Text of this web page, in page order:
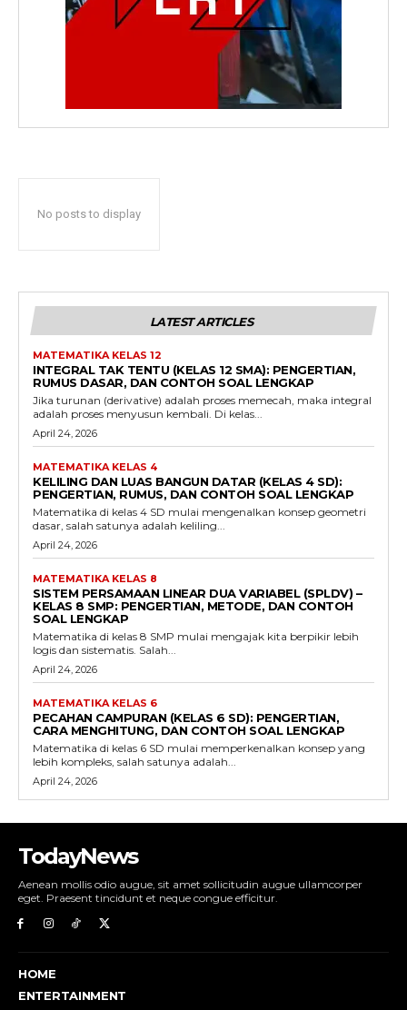
No posts to display
LATEST ARTICLES
MATEMATIKA KELAS 12
INTEGRAL TAK TENTU (KELAS 12 SMA): PENGERTIAN,
RUMUS DASAR, DAN CONTOH SOAL LENGKAP
Jika turunan (derivative) adalah proses memecah, maka integral
adalah proses menyusun kembali. Di kelas...
April 24, 2026
MATEMATIKA KELAS 4
KELILING DAN LUAS BANGUN DATAR (KELAS 4 SD):
PENGERTIAN, RUMUS, DAN CONTOH SOAL LENGKAP
Matematika di kelas 4 SD mulai mengenalkan konsep geometri
dasar, salah satunya adalah keliling...
April 24, 2026
MATEMATIKA KELAS 8
SISTEM PERSAMAAN LINEAR DUA VARIABEL (SPLDV) –
KELAS 8 SMP: PENGERTIAN, METODE, DAN CONTOH
SOAL LENGKAP
Matematika di kelas 8 SMP mulai mengajak kita berpikir lebih
logis dan sistematis. Salah...
April 24, 2026
MATEMATIKA KELAS 6
PECAHAN CAMPURAN (KELAS 6 SD): PENGERTIAN,
CARA MENGHITUNG, DAN CONTOH SOAL LENGKAP
Matematika di kelas 6 SD mulai memperkenalkan konsep yang
lebih kompleks, salah satunya adalah...
April 24, 2026
TodayNews
Aenean mollis odio augue, sit amet sollicitudin augue ullamcorper
eget. Praesent tincidunt et neque congue efficitur.
HOME
ENTERTAINMENT